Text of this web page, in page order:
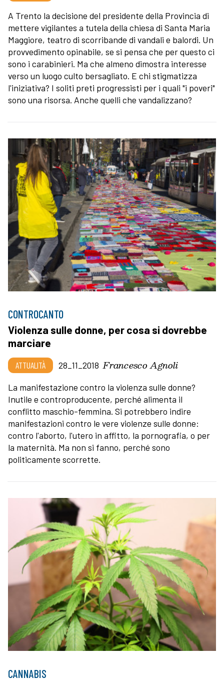
A Trento la decisione del presidente della Provincia di
mettere vigilantes a tutela della chiesa di Santa Maria
Maggiore, teatro di scorribande di vandali e balordi. Un
provvedimento opinabile, se si pensa che per questo ci
sono i carabinieri. Ma che almeno dimostra interesse
verso un luogo culto bersagliato. E chi stigmatizza
l'iniziativa? I soliti preti progressisti per i quali "i poveri"
sono una risorsa. Anche quelli che vandalizzano?
CONTROCANTO
Violenza sulle donne, per cosa si dovrebbe
marciare
ATTUALITÀ 28_11_2018 Francesco Agnoli
La manifestazione contro la violenza sulle donne?
Inutile e controproducente, perché alimenta il
conflitto maschio-femmina. Si potrebbero indire
manifestazioni contro le vere violenze sulle donne:
contro l'aborto, l'utero in affitto, la pornografia, o per
la maternità. Ma non si fanno, perché sono
politicamente scorrette.
CANNABIS